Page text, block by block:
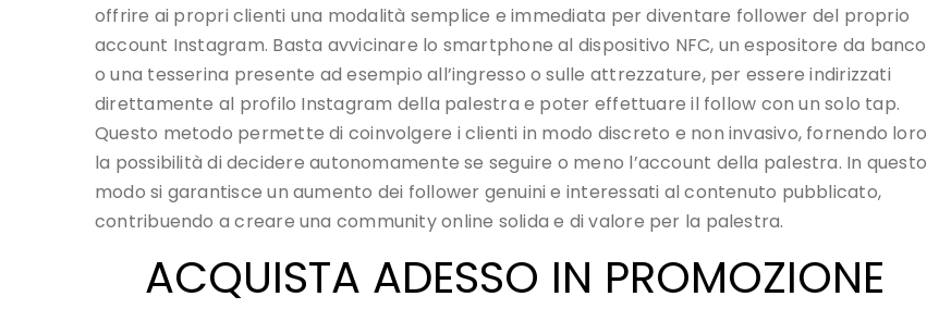
offrire ai propri clienti una modalità semplice e immediata per diventare follower del proprio
account Instagram. Basta avvicinare lo smartphone al dispositivo NFC, un espositore da banco
o una tesserina presente ad esempio all’ingresso o sulle attrezzature, per essere indirizzati
direttamente al profilo Instagram della palestra e poter effettuare il follow con un solo tap.
Questo metodo permette di coinvolgere i clienti in modo discreto e non invasivo, fornendo loro
la possibilità di decidere autonomamente se seguire o meno l’account della palestra. In questo
modo si garantisce un aumento dei follower genuini e interessati al contenuto pubblicato,
contribuendo a creare una community online solida e di valore per la palestra.
ACQUISTA ADESSO IN PROMOZIONE